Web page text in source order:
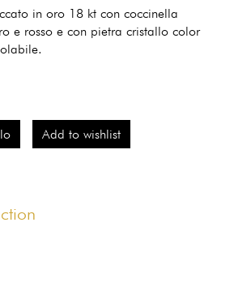
in oro 18 kt con coccinella
e rosso e con pietra cristallo color
Add to wishlist